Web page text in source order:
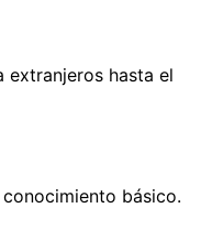
extranjeros hasta el
básico.